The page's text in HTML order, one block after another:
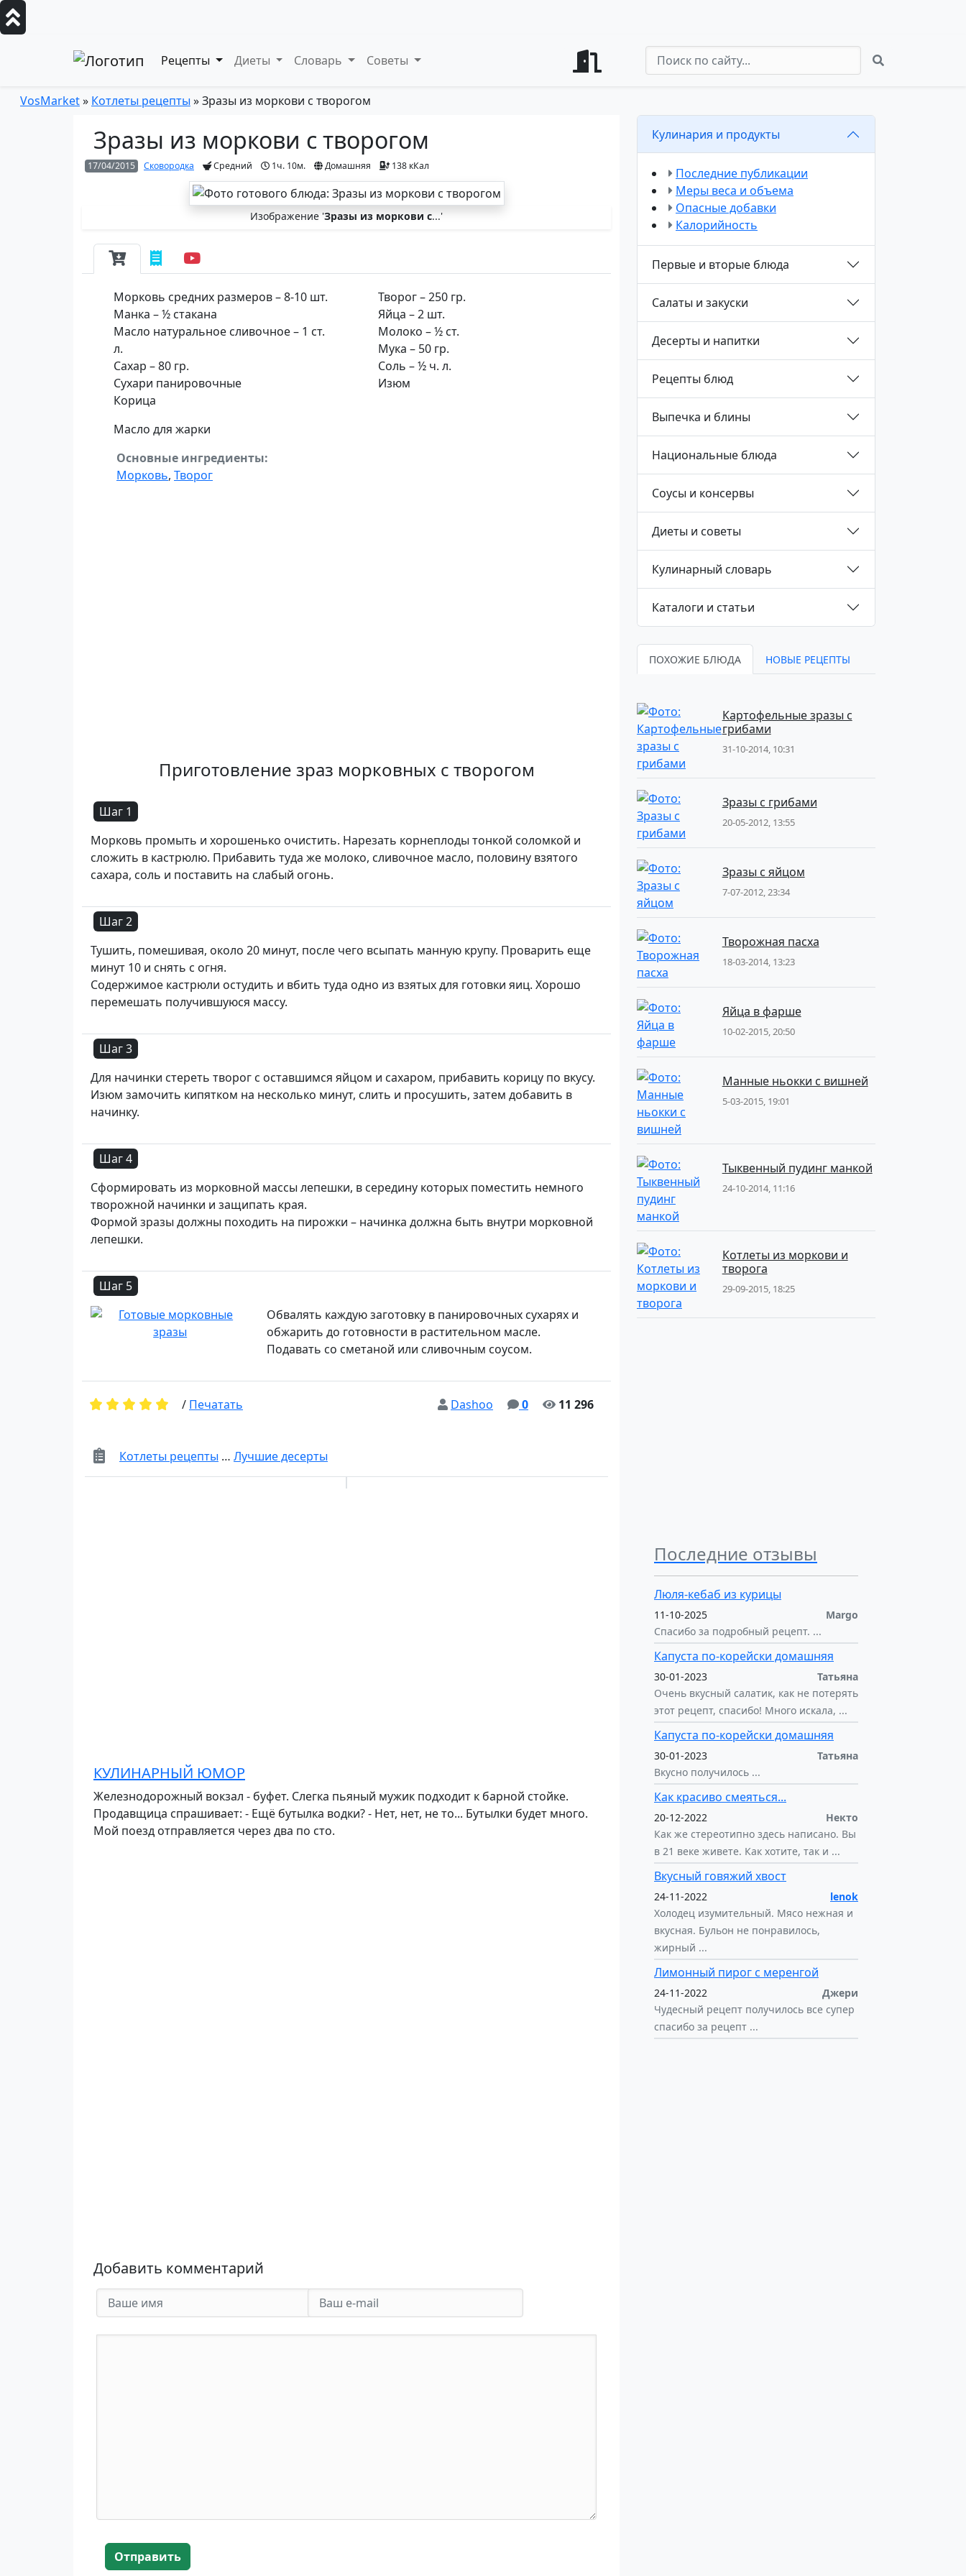
Рецепты Диеты Словарь Советы
VosMarket» Котлеты рецепты » Зразы из моркови с творогом
Зразы из моркови с творогом
17/04/2015 Сковородка Средний 1ч. 10м. Домашняя 138 кКал
Изображение 'Зразы из моркови с...'
Морковь средних размеров – 8-10 шт.
Манка – ½ стакана
Масло натуральное сливочное – 1 ст.
л.
Сахар – 80 гр.
Сухари панировочные
Корица
Творог – 250 гр.
Яйца – 2 шт.
Молоко – ½ ст.
Мука – 50 гр.
Соль – ½ ч. л.
Изюм
Масло для жарки
Основные ингредиенты:
Морковь, Творог
Приготовление зраз морковных с творогом
Шаг 1
Морковь промыть и хорошенько очистить. Нарезать корнеплоды тонкой соломкой и
сложить в кастрюлю. Прибавить туда же молоко, сливочное масло, половину взятого
сахара, соль и поставить на слабый огонь.
Шаг 2
Тушить, помешивая, около 20 минут, после чего всыпать манную крупу. Проварить еще
минут 10 и снять с огня.
Содержимое кастрюли остудить и вбить туда одно из взятых для готовки яиц. Хорошо
перемешать получившуюся массу.
Шаг 3
Для начинки стереть творог с оставшимся яйцом и сахаром, прибавить корицу по вкусу.
Изюм замочить кипятком на несколько минут, слить и просушить, затем добавить в
начинку.
Шаг 4
Сформировать из морковной массы лепешки, в середину которых поместить немного
творожной начинки и защипать края.
Формой зразы должны походить на пирожки – начинка должна быть внутри морковной
лепешки.
Шаг 5
Обвалять каждую заготовку в панировочных сухарях и
обжарить до готовности в растительном масле.
Подавать со сметаной или сливочным соусом.
Dashoo 0 11 296
/ Печатать
Котлеты рецепты … Лучшие десерты
КУЛИНАРНЫЙ ЮМОР
Железнодорожный вокзал - буфет. Слегка пьяный мужик подходит к барной стойке.
Продавщица спрашивает: - Ещё бутылка водки? - Нет, нет, не то... Бутылки будет много.
Мой поезд отправляется через два по сто.
Добавить комментарий
Отправить
Кулинария и продукты
Последние публикации
Меры веса и объема
Опасные добавки
Калорийность
Первые и вторые блюда
Салаты и закуски
Десерты и напитки
Рецепты блюд
Выпечка и блины
Национальные блюда
Соусы и консервы
Диеты и советы
Кулинарный словарь
Каталоги и статьи
ПОХОЖИЕ БЛЮДА НОВЫЕ РЕЦЕПТЫ
Картофельные зразы с
грибами
31-10-2014, 10:31
Зразы с грибами
20-05-2012, 13:55
Зразы с яйцом
7-07-2012, 23:34
Творожная пасха
18-03-2014, 13:23
Яйца в фарше
10-02-2015, 20:50
Манные ньокки с вишней
5-03-2015, 19:01
Тыквенный пудинг манкой
24-10-2014, 11:16
Котлеты из моркови и
творога
29-09-2015, 18:25
Последние отзывы
Люля-кебаб из курицы
11-10-2025
Margo
Спасибо за подробный рецепт. ...
Капуста по-корейски домашняя
30-01-2023
Татьяна
Очень вкусный салатик, как не потерять
этот рецепт, спасибо! Много искала, ...
Капуста по-корейски домашняя
30-01-2023
Татьяна
Вкусно получилось ...
Как красиво смеяться...
20-12-2022
Некто
Как же стереотипно здесь написано. Вы
в 21 веке живете. Как хотите, так и ...
Вкусный говяжий хвост
24-11-2022
lenok
Холодец изумительный. Мясо нежная и
вкусная. Бульон не понравилось,
жирный ...
Лимонный пирог с меренгой
24-11-2022
Джери
Чудесный рецепт получилось все супер
спасибо за рецепт ...